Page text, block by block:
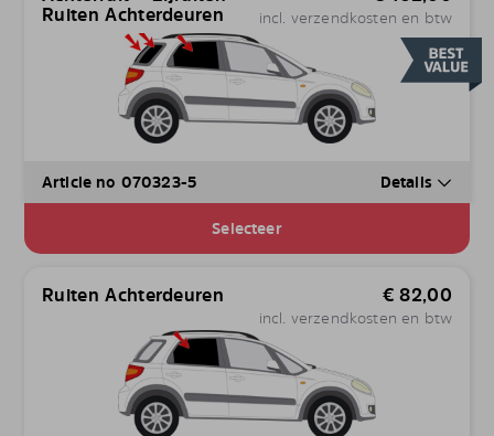
Ruiten Achterdeuren
incl. verzendkosten en btw
Article no 070323-5 Details
Selecteer
Ruiten Achterdeuren € 82,00
incl. verzendkosten en btw